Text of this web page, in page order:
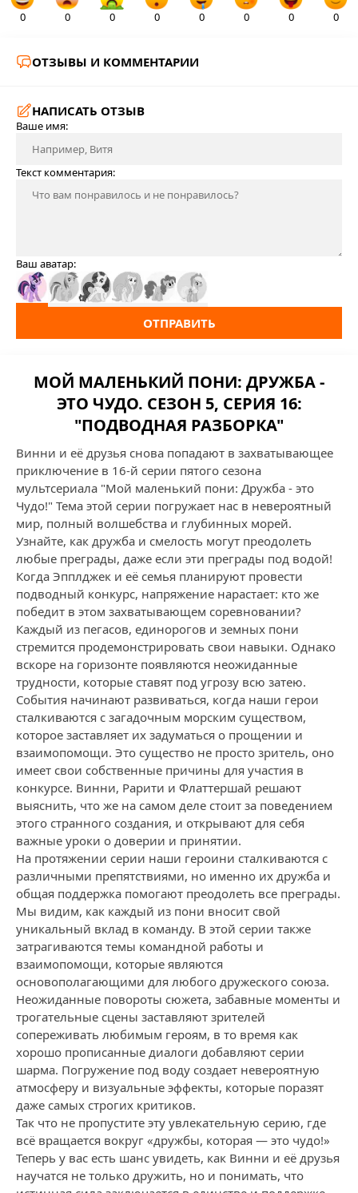
0 0 0 0 0 0 0 0
ОТЗЫВЫ И КОММЕНТАРИИ
НАПИСАТЬ ОТЗЫВ
Ваше имя:
Текст комментария:
Ваш аватар:
ОТПРАВИТЬ
МОЙ МАЛЕНЬКИЙ ПОНИ: ДРУЖБА -
ЭТО ЧУДО. СЕЗОН 5, СЕРИЯ 16:
"ПОДВОДНАЯ РАЗБОРКА"
Винни и её друзья снова попадают в захватывающее
приключение в 16-й серии пятого сезона
мультсериала "Мой маленький пони: Дружба - это
Чудо!" Тема этой серии погружает нас в невероятный
мир, полный волшебства и глубинных морей.
Узнайте, как дружба и смелость могут преодолеть
любые преграды, даже если эти преграды под водой!
Когда Эпплджек и её семья планируют провести
подводный конкурс, напряжение нарастает: кто же
победит в этом захватывающем соревновании?
Каждый из пегасов, единорогов и земных пони
стремится продемонстрировать свои навыки. Однако
вскоре на горизонте появляются неожиданные
трудности, которые ставят под угрозу всю затею.
События начинают развиваться, когда наши герои
сталкиваются с загадочным морским существом,
которое заставляет их задуматься о прощении и
взаимопомощи. Это существо не просто зритель, оно
имеет свои собственные причины для участия в
конкурсе. Винни, Рарити и Флаттершай решают
выяснить, что же на самом деле стоит за поведением
этого странного создания, и открывают для себя
важные уроки о доверии и принятии.
На протяжении серии наши героини сталкиваются с
различными препятствиями, но именно их дружба и
общая поддержка помогают преодолеть все преграды.
Мы видим, как каждый из пони вносит свой
уникальный вклад в команду. В этой серии также
затрагиваются темы командной работы и
взаимопомощи, которые являются
основополагающими для любого дружеского союза.
Неожиданные повороты сюжета, забавные моменты и
трогательные сцены заставляют зрителей
сопереживать любимым героям, в то время как
хорошо прописанные диалоги добавляют серии
шарма. Погружение под воду создает невероятную
атмосферу и визуальные эффекты, которые поразят
даже самых строгих критиков.
Так что не пропустите эту увлекательную серию, где
всё вращается вокруг «дружбы, которая — это чудо!»
Теперь у вас есть шанс увидеть, как Винни и её друзья
научатся не только дружить, но и понимать, что